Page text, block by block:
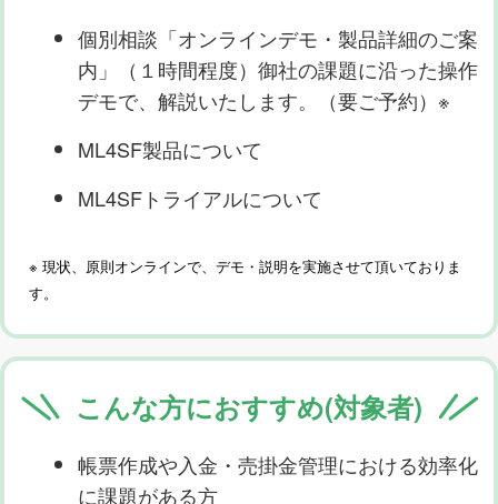
個別相談「オンラインデモ・製品詳細のご案
内」（１時間程度）御社の課題に沿った操作
デモで、解説いたします。（要ご予約）※
ML4SF製品について
ML4SFトライアルについて
※ 現状、原則オンラインで、デモ・説明を実施させて頂いておりま
す。
こんな方におすすめ(対象者)
帳票作成や入金・売掛金管理における効率化
に課題がある方